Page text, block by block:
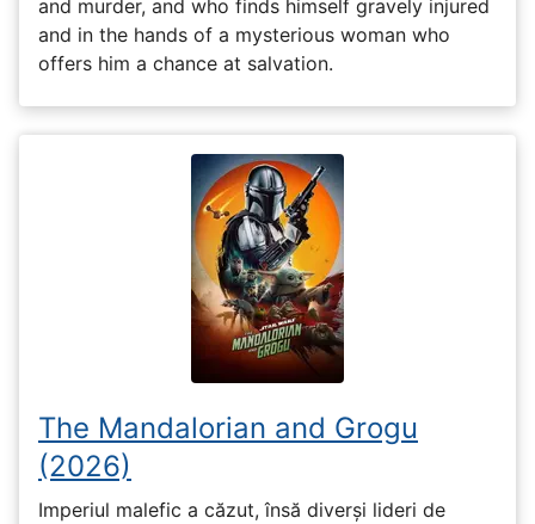
and murder, and who finds himself gravely injured
and in the hands of a mysterious woman who
offers him a chance at salvation.
The Mandalorian and Grogu
(2026)
Imperiul malefic a căzut, însă diverși lideri de